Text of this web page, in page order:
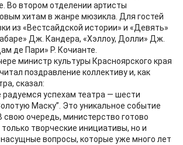
Во втором отделении артисты
хитам в жанре мюзикла. Для гостей
из «Вестсайдской истории» и «Девять»
Дж. Кандера, «Хэллоу, Долли» Дж.
де Пари» Р. Кочианте.
министр культуры Красноярского края
поздравление коллективу и, как
сказал:
радуемся успехам театра — шести
Маску”. Это уникальное событие
свою очередь, министерство готово
творческие инициативы, но и
вопросы, которые уже много лет